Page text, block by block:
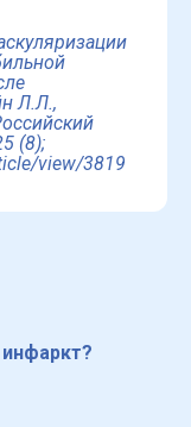
Л.Л.,
(8);
view/3819